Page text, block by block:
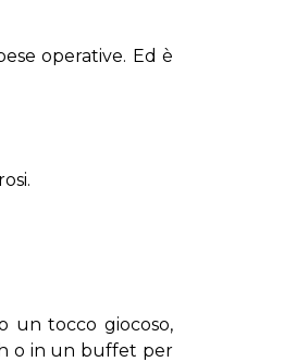
operative. Ed è
un tocco giocoso,
o in un buffet per